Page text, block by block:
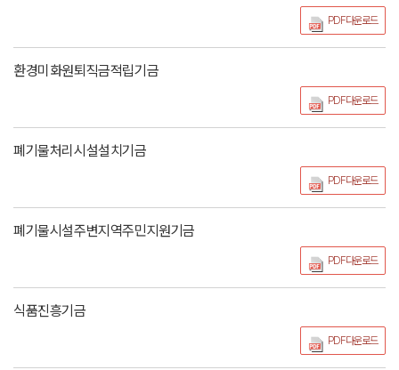
PDF다운로드
환경미화원퇴직금적립기금
PDF다운로드
폐기물처리시설설치기금
PDF다운로드
폐기물시설주변지역주민지원기금
PDF다운로드
식품진흥기금
PDF다운로드